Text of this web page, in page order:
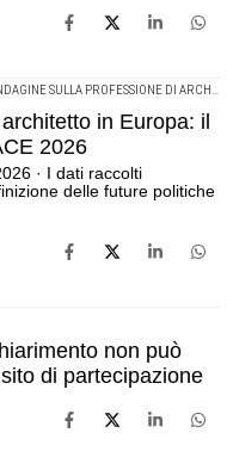
SULLA PROFESSIONE DI ARCHITETTO
in Europa: il
2026
· I dati raccolti
delle future politiche
non può
di partecipazione